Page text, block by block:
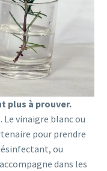
plus à prouver.
Le vinaigre blanc ou
pour prendre
ou
dans les